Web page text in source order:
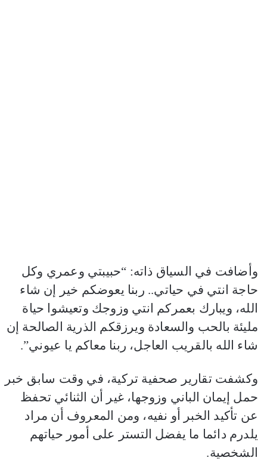
وأضافت في السياق ذاته: “حبيبتي وعمري وكل
حاجة انتي في حياتي.. ربنا يعوضكم خير إن شاء
الله، ويبارك بعمركم انتي وزوجك وتعيشوا حياة
مليئة بالحب والسعادة ويرزقكم الذرية الصالحة إن
شاء الله بالقريب العاجل، ربنا معاكم يا عيوني”.
وكشفت تقارير صحفية تركية، في وقت سابق خبر
حمل إيمان الباني وزوجها، غير أن الثنائي تحفظ
عن تأكيد الخبر أو نفيه، ومن المعروف أن مراد
يلدرم دائما ما يفضل التستر على أمور حياتهم
الشخصية.